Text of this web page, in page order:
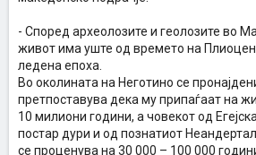
- Според археолозите и геолозите во
живот има уште од времето на
ледена епоха.
Во околината на Неготино се
претпоставува дека му припаѓаат на
10 милиони години, а човекот од
постар дури и од познатиот
се проценува на 30 000 – 100 000